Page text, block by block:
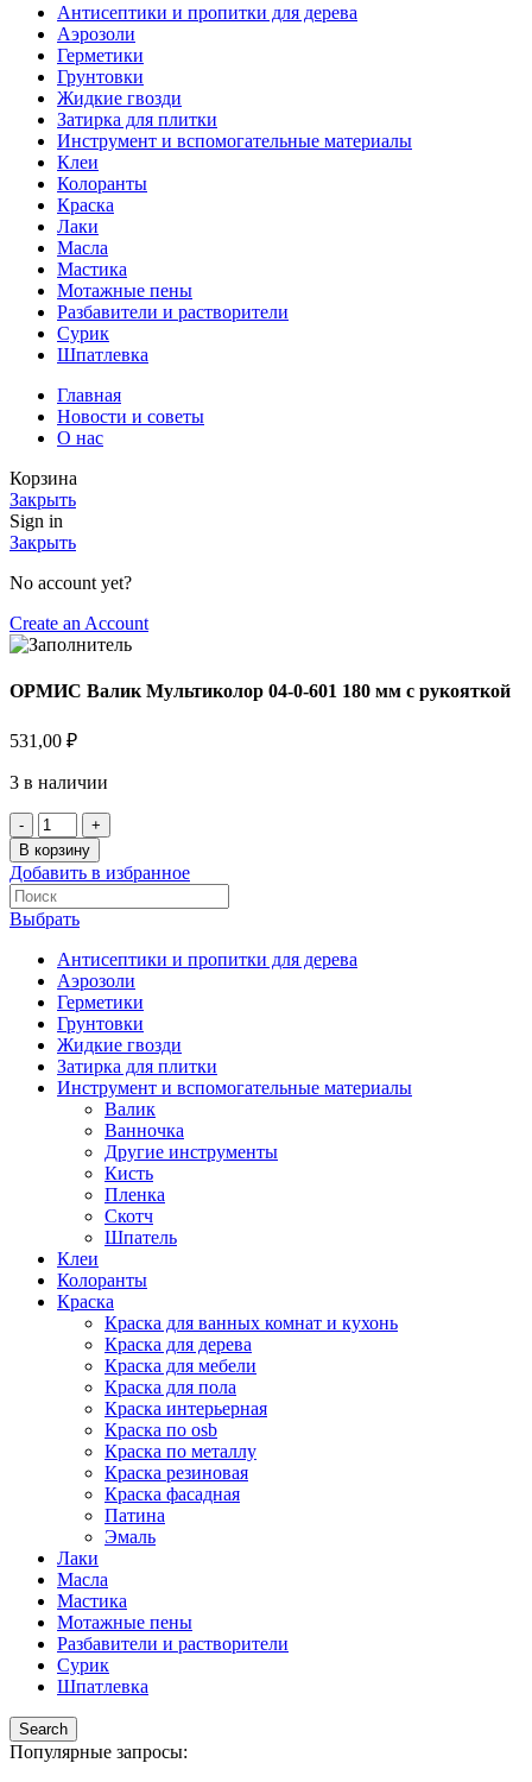
Антисептики и пропитки для дерева
Аэрозоли
Герметики
Грунтовки
Жидкие гвозди
Затирка для плитки
Инструмент и вспомогательные материалы
Клеи
Колоранты
Краска
Лаки
Масла
Мастика
Мотажные пены
Разбавители и растворители
Сурик
Шпатлевка
Главная
Новости и советы
О нас
Корзина
Закрыть
Sign in
Закрыть
No account yet?
Create an Account
ОРМИС Валик Мультиколор 04-0-601 180 мм с рукояткой
531,00 ₽
3 в наличии
В корзину
Добавить в избранное
Выбрать
Антисептики и пропитки для дерева
Аэрозоли
Герметики
Грунтовки
Жидкие гвозди
Затирка для плитки
Инструмент и вспомогательные материалы
Валик
Ванночка
Другие инструменты
Кисть
Пленка
Скотч
Шпатель
Клеи
Колоранты
Краска
Краска для ванных комнат и кухонь
Краска для дерева
Краска для мебели
Краска для пола
Краска интерьерная
Краска по osb
Краска по металлу
Краска резиновая
Краска фасадная
Патина
Эмаль
Лаки
Масла
Мастика
Мотажные пены
Разбавители и растворители
Сурик
Шпатлевка
Search
Популярные запросы: